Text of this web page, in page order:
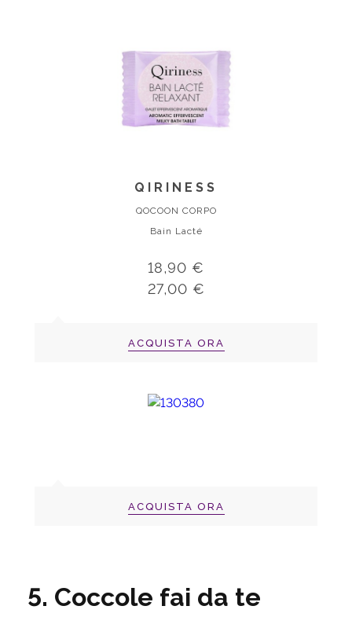
QIRINESS
QOCOON CORPO
Bain Lacté
18,90 €
27,00 €
ACQUISTA ORA
ACQUISTA ORA
5. Coccole fai da te